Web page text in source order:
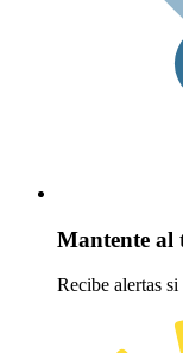
Mantente al
Recibe alertas